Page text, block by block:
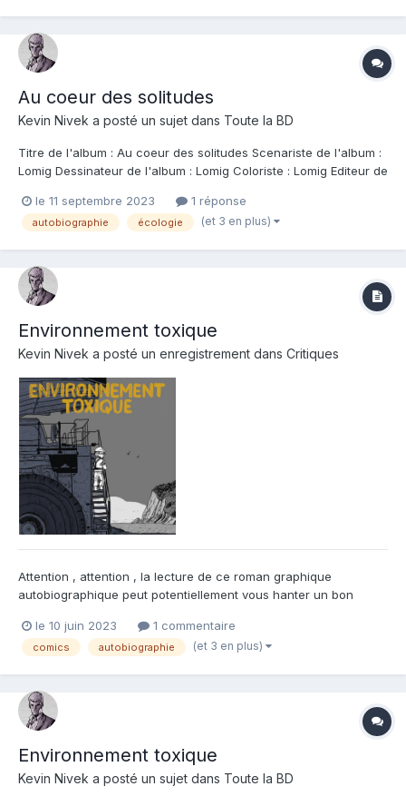
Au coeur des solitudes
Kevin Nivek a posté un sujet dans Toute la BD
Titre de l'album : Au coeur des solitudes Scenariste de l'album :
Lomig Dessinateur de l'album : Lomig Coloriste : Lomig Editeur de
tourne à plein régime dans un bruit effroyable quand soudain,
des ouvriers c...
le 11 septembre 2023 1 réponse
autobiographie écologie (et 3 en plus)
Environnement toxique
Kevin Nivek a posté un enregistrement dans Critiques
Attention , attention , la lecture de ce roman graphique
autobiographique peut potentiellement vous hanter un bon
canadiens d'une jeune femme est à couper le souffle et la
chique du capitaine Haddock . Kate Beaton , fraîchement
le 10 juin 2023 1 commentaire
comics autobiographie (et 3 en plus)
Environnement toxique
Kevin Nivek a posté un sujet dans Toute la BD